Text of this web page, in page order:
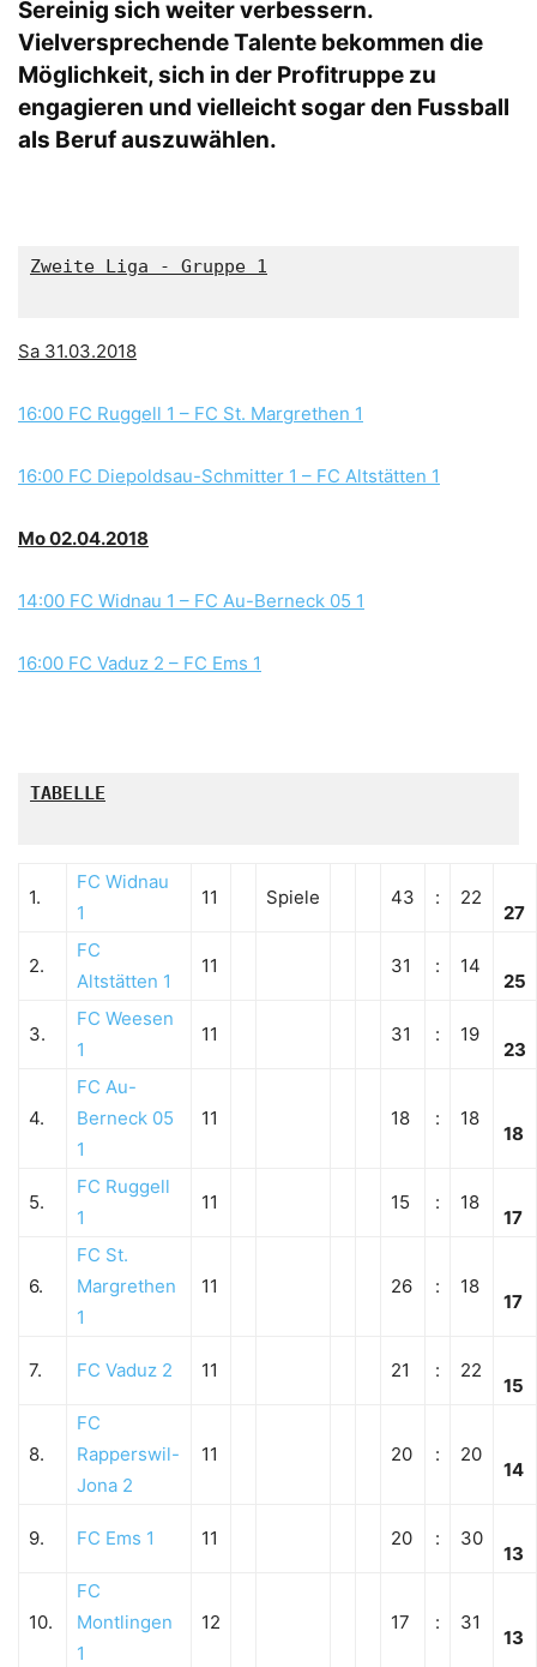
Sereinig sich weiter verbessern.
Vielversprechende Talente bekommen die
Möglichkeit, sich in der Profitruppe zu
engagieren und vielleicht sogar den Fussball
als Beruf auszuwählen.
Zweite Liga - Gruppe 1
Sa 31.03.2018
16:00 FC Ruggell 1 – FC St. Margrethen 1
16:00 FC Diepoldsau-Schmitter 1 – FC Altstätten 1
Mo 02.04.2018
14:00 FC Widnau 1 – FC Au-Berneck 05 1
16:00 FC Vaduz 2 – FC Ems 1
TABELLE
1.
FC Widnau
1
11 Spiele 43 : 22
27
2.
FC
Altstätten 1
11 31 : 14
25
3.
FC Weesen
1
11 31 : 19
23
4.
FC Au-
Berneck 05
1
11 18 : 18
18
5.
FC Ruggell
1
11 15 : 18
17
6.
FC St.
Margrethen
1
11 26 : 18
17
7. FC Vaduz 2 11 21 : 22
15
8.
FC
Rapperswil-
Jona 2
11 20 : 20
14
9. FC Ems 1 11 20 : 30
13
10.
FC
Montlingen
1
12 17 : 31
13